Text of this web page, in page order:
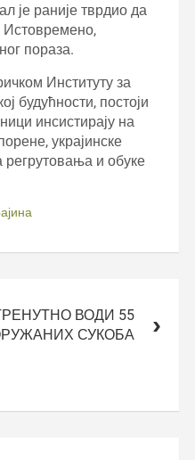
је раније тврдио да
Истовремено,
пораза.
Институту за
будућности, постоји
инсистирају на
украјинске
регрутовања и обуке
ВОДИ 55
СУКОБА